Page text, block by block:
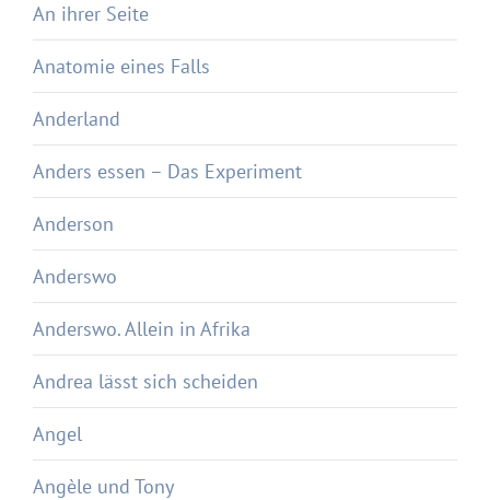
An ihrer Seite
Anatomie eines Falls
Anderland
Anders essen – Das Experiment
Anderson
Anderswo
Anderswo. Allein in Afrika
Andrea lässt sich scheiden
Angel
Angèle und Tony